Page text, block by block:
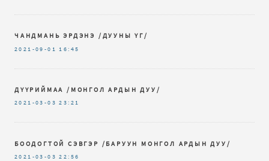
ЧАНДМАНЬ ЭРДЭНЭ /ДУУНЫ ҮГ/
2021-09-01 16:45
ДҮҮРИЙМАА /МОНГОЛ АРДЫН ДУУ/
2021-03-03 23:21
БООДОГТОЙ СЭВГЭР /БАРУУН МОНГОЛ АРДЫН ДУУ/
2021-03-03 22:56